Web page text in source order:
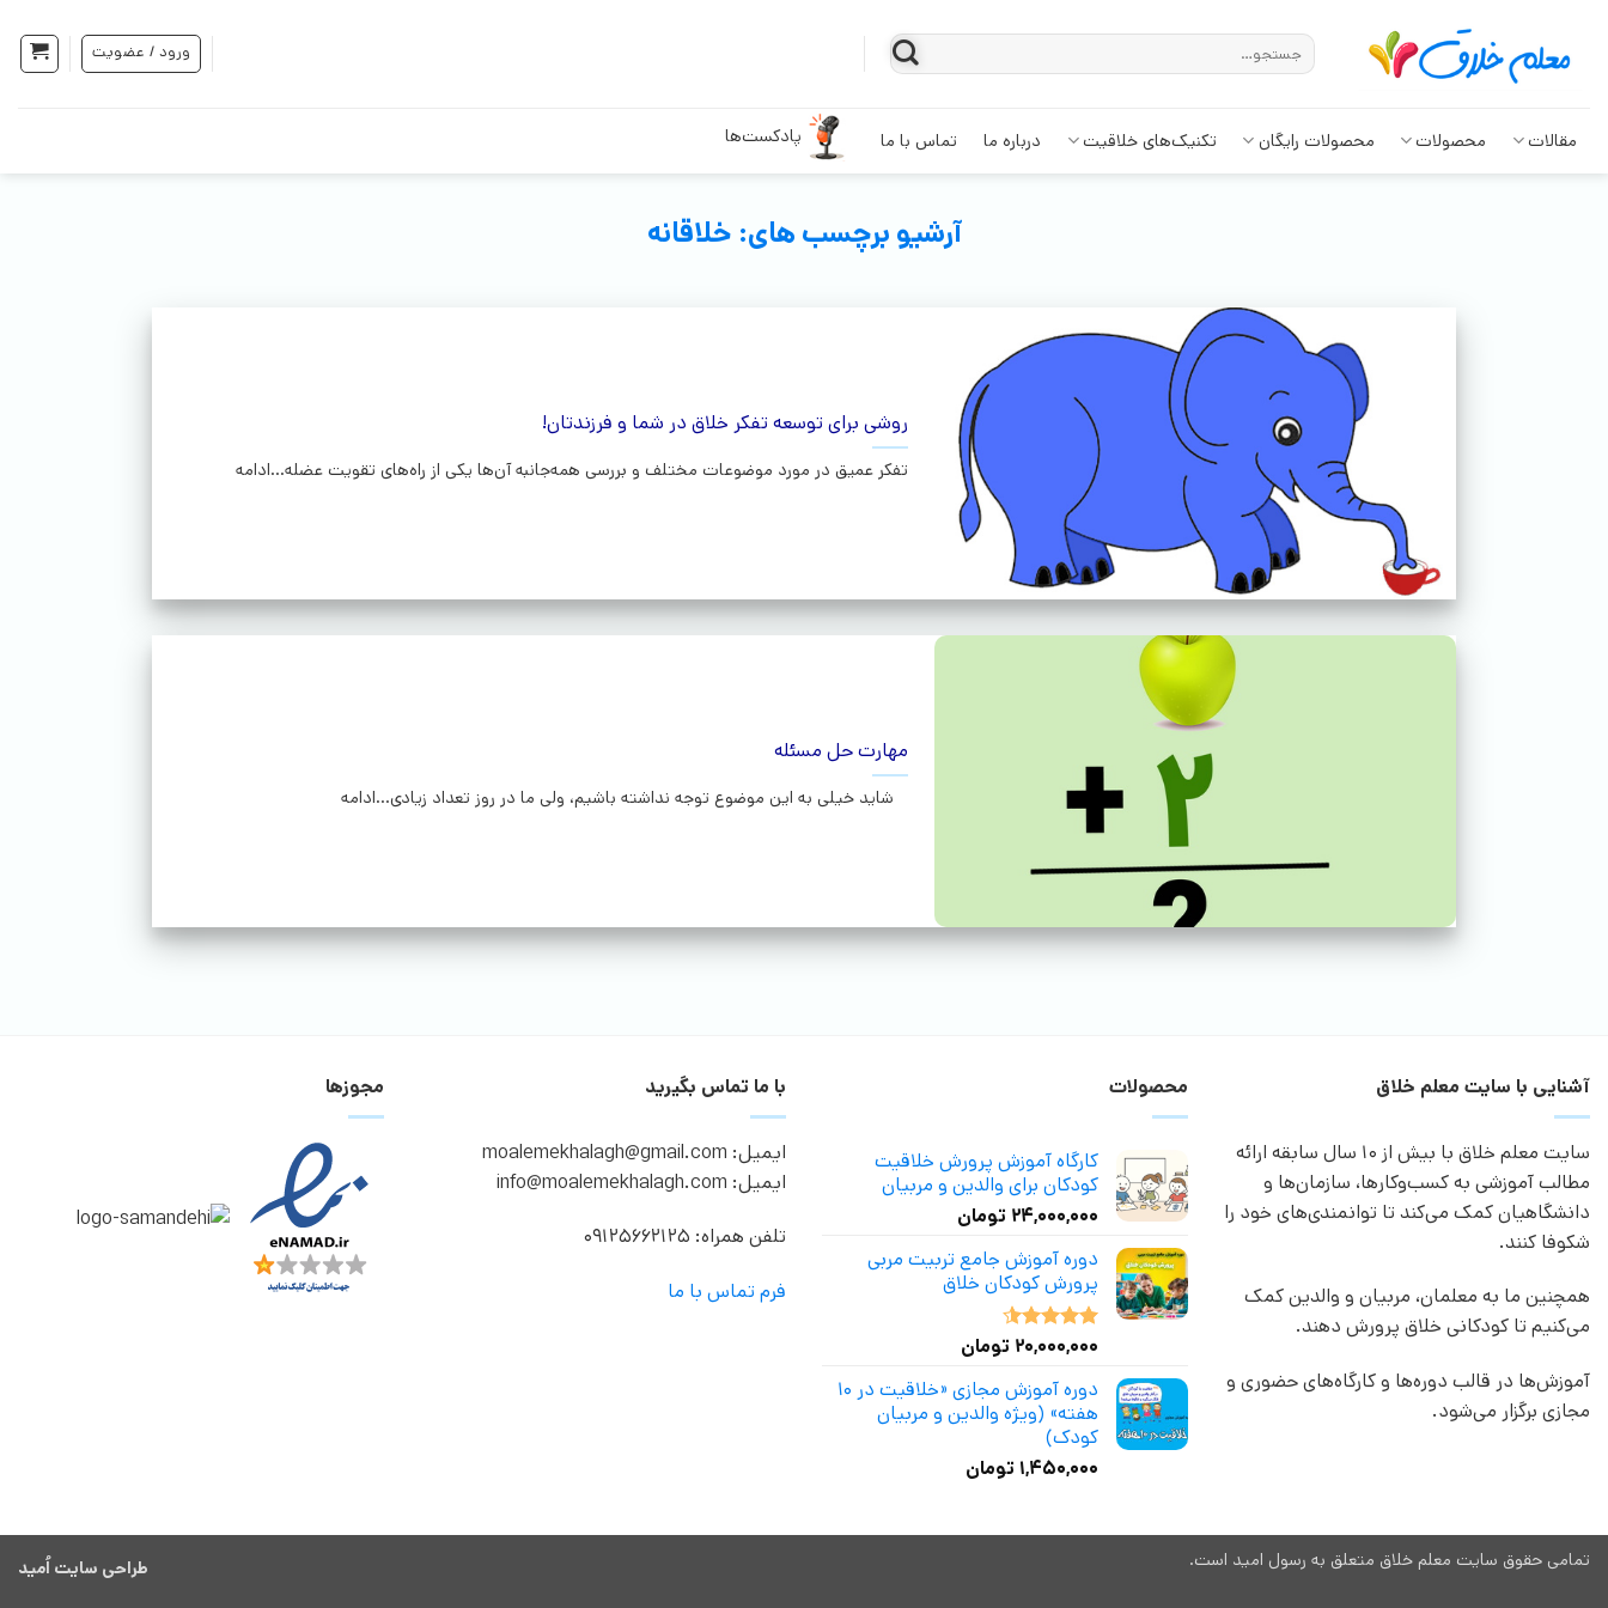
ورود / عضویت
مقالات محصولات محصولات رایگان تکنیک‌های خلاقیت درباره ما تماس با ما پادکست‌ها
آرشیو برچسب های: خلاقانه
روشی برای توسعه تفکر خلاق در شما و فرزندتان!
تفکر عمیق در مورد موضوعات مختلف و بررسی همه‌جانبه آن‌ها یکی از راه‌های تقویت عضله...ادامه
مهارت حل مسئله
شاید خیلی به این موضوع توجه نداشته باشیم، ولی ما در روز تعداد زیادی...ادامه
آشنایی با سایت معلم خلاق
سایت معلم خلاق با بیش از 10 سال سابقه ارائه
مطالب آموزشی به کسب‌وکارها، سازمان‌ها و
دانشگاهیان کمک می‌کند تا توانمندی‌های خود را
شکوفا کنند.
همچنین ما به معلمان، مربیان و والدین کمک
می‌کنیم تا کودکانی خلاق پرورش دهند.
آموزش‌ها در قالب دوره‌ها و کارگاه‌های حضوری و
مجازی برگزار می‌شود.
محصولات
کارگاه آموزش پرورش خلاقیت
کودکان برای والدین و مربیان
۲۴,۰۰۰,۰۰۰ تومان
دوره آموزش جامع تربیت مربی
پرورش کودکان خلاق
نمره4.50
۲۰,۰۰۰,۰۰۰ تومان
دوره آموزش مجازی «خلاقیت در ۱۰
هفته» (ویژه والدین و مربیان
کودک)
۱,۴۵۰,۰۰۰ تومان
با ما تماس بگیرید
ایمیل: moalemekhalagh@gmail.com
ایمیل: info@moalemekhalagh.com
تلفن همراه: 09125662125
فرم تماس با ما
مجوزها
طراحی سایت اُمید تمامی حقوق سایت معلم خلاق متعلق به رسول امید است.